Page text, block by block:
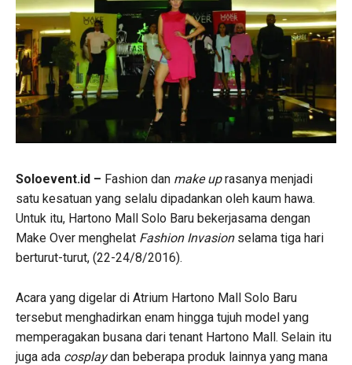
Soloevent.id – Fashion dan make uprasanya menjadi
satu kesatuan yang selalu dipadankan oleh kaum hawa.
Untuk itu, Hartono Mall Solo Baru bekerjasama dengan
Make Over menghelat Fashion Invasionselama tiga hari
berturut-turut, (22-24/8/2016).
Acara yang digelar di Atrium Hartono Mall Solo Baru
tersebut menghadirkan enam hingga tujuh model yang
memperagakan busana dari tenant Hartono Mall. Selain itu
juga ada cosplaydan beberapa produk lainnya yang mana